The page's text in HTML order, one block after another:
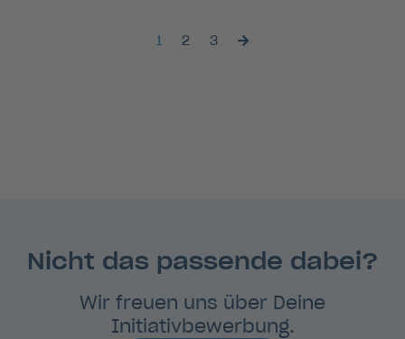
1 2 3
Nicht das passende dabei?
Wir freuen uns über Deine
Initiativbewerbung.